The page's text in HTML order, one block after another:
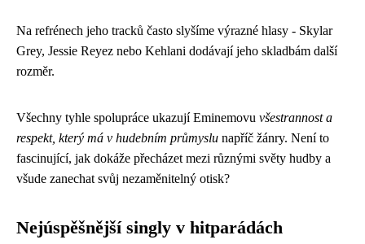
Na refrénech jeho tracků často slyšíme výrazné hlasy - Skylar
Grey, Jessie Reyez nebo Kehlani dodávají jeho skladbám další
rozměr.
Všechny tyhle spolupráce ukazují Eminemovu všestrannost a
respekt, který má v hudebním průmyslu napříč žánry. Není to
fascinující, jak dokáže přecházet mezi různými světy hudby a
všude zanechat svůj nezaměnitelný otisk?
Nejúspěšnější singly v hitparádách